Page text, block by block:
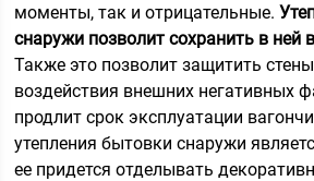
моменты, так и отрицательные.
снаружи позволит сохранить в ней
Также это позволит защитить
воздействия внешних негативных
продлит срок эксплуатации
утепления бытовки снаружи
ее придется отделывать